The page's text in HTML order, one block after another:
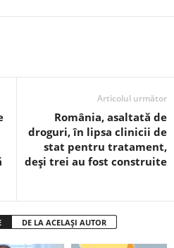
Articolul următor
România, asaltată de
droguri, în lipsa clinicii de
stat pentru tratament,
deși trei au fost construite
DE LA ACELAȘI AUTOR